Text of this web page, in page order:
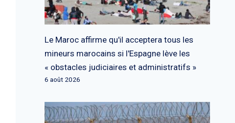
Le Maroc affirme qu'il acceptera tous les
mineurs marocains si l'Espagne lève les
« obstacles judiciaires et administratifs »
6 août 2026